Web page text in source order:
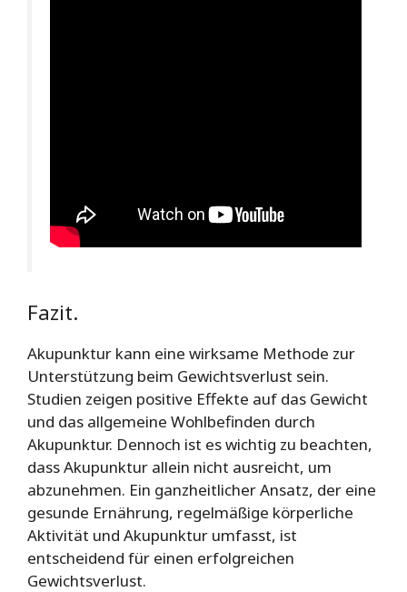
Fazit.
Akupunktur kann eine wirksame Methode zur
Unterstützung beim Gewichtsverlust sein.
Studien zeigen positive Effekte auf das Gewicht
und das allgemeine Wohlbefinden durch
Akupunktur. Dennoch ist es wichtig zu beachten,
dass Akupunktur allein nicht ausreicht, um
abzunehmen. Ein ganzheitlicher Ansatz, der eine
gesunde Ernährung, regelmäßige körperliche
Aktivität und Akupunktur umfasst, ist
entscheidend für einen erfolgreichen
Gewichtsverlust.